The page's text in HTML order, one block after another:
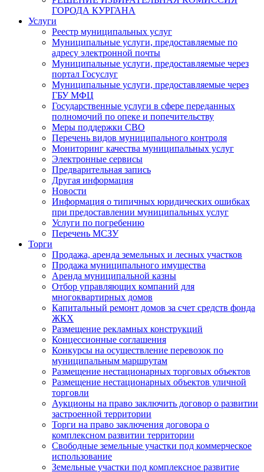
ГОРОДА КУРГАНА
Услуги
Реестр муниципальных услуг
Муниципальные услуги, предоставляемые по
адресу электронной почты
Муниципальные услуги, предоставляемые через
портал Госуслуг
Муниципальные услуги, предоставляемые через
ГБУ МФЦ
Государственные услуги в сфере переданных
полномочий по опеке и попечительству
Меры поддержки СВО
Перечень видов муниципального контроля
Мониторинг качества муниципальных услуг
Электронные сервисы
Предварительная запись
Другая информация
Новости
Информация о типичных юридических ошибках
при предоставлении муниципальных услуг
Услуги по погребению
Перечень МСЗУ
Торги
Продажа, аренда земельных и лесных участков
Продажа муниципального имущества
Аренда муниципальной казны
Отбор управляющих компаний для
многоквартирных домов
Капитальный ремонт домов за счет средств фонда
ЖКХ
Размещение рекламных конструкций
Концессионные соглашения
Конкурсы на осуществление перевозок по
муниципальным маршрутам
Размещение нестационарных торговых объектов
Размещение нестационарных объектов уличной
торговли
Аукционы на право заключить договор о развитии
застроенной территории
Торги на право заключения договора о
комплексном развитии территории
Свободные земельные участки под коммерческое
использование
Земельные участки под комплексное развитие